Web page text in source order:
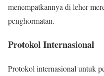
menempatkannya di leher
penghormatan.
Protokol Internasional
Protokol internasional untuk